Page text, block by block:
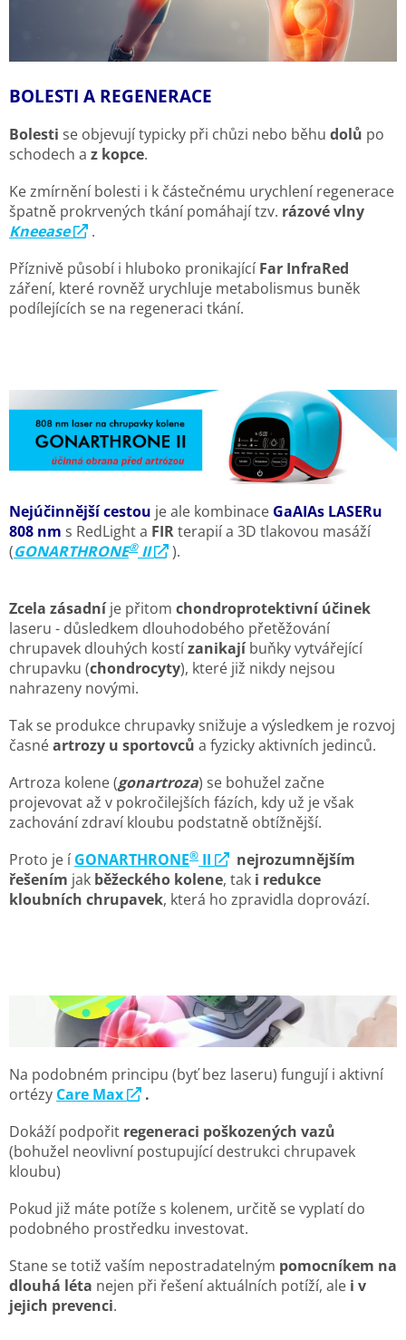
v
y
ý
p
s
u
BOLESTI A REGENERACE
Bolesti se objevují typicky při chůzi nebo běhu dolů po
schodech a z kopce.
Ke zmírnění bolesti i k částečnému urychlení regenerace
špatně prokrvených tkání pomáhají tzv. rázové vlny
Kneease
.
Příznivě působí i hluboko pronikající Far InfraRed
záření, které rovněž urychluje metabolismus buněk
podílejících se na regeneraci tkání.
Nejúčinnější cestou je ale kombinace GaAIAs LASERu
808 nm s RedLight a FIRterapií a 3D tlakovou masáží
(GONARTHRONE®II ).
Zcela zásadníje přitom chondroprotektivní účinek
laseru - důsledkem dlouhodobého přetěžování
chrupavek dlouhých kostízanikajíbuňky vytvářející
chrupavku (chondrocyty), které již nikdy nejsou
nahrazeny novými.
Tak se produkce chrupavky snižuje a výsledkem je rozvoj
časnéartrozy u sportovců a fyzicky aktivních jedinců.
Artroza kolene (gonartroza) se bohužel začne
projevovat až v pokročilejších fázích, kdy už je však
zachování zdraví kloubu podstatně obtížnější.
Proto je í GONARTHRONE® II
nejrozumnějším
řešením jak běžeckého kolene, tak i redukce
kloubních chrupavek, která ho zpravidla doprovází.
Na podobném principu (byť bez laseru) fungují i aktivní
ortézy Care Max
.
Dokáží podpořit regeneraci poškozených vazů
(bohužel neovlivní postupující destrukci chrupavek
kloubu)
Pokud již máte potíže s kolenem, určitě se vyplatí do
podobného prostředku investovat.
Stane se totiž vaším nepostradatelným pomocníkem na
dlouhá léta nejen při řešení aktuálních potíží, ale i v
jejich prevenci.